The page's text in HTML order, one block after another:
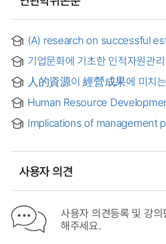
(A) research on successful
implementation of strategic
: with focus on how to apply
Yuhan-Kimberly to
Company = 전략적 인적자원
대한 연구 : 유한 킴벌리로부터
기업문화에 기초한 인적자원관
on Human Resource
Corporate Culture
人的資源이 經營成果에 미치
management performance
Human Resource
Development Degree
자원개발 학위를 중심으로
Implications of management
development : a comparative
사용자 의견
사용자 의견등록 및 강
해주세요.